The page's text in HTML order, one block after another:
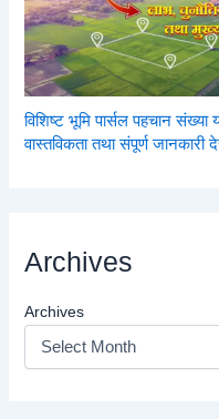
विशिष्ट भूमि पार्सल पहचान
वास्तविकता तथा संपूर्ण जानकारी
Archives
Archives